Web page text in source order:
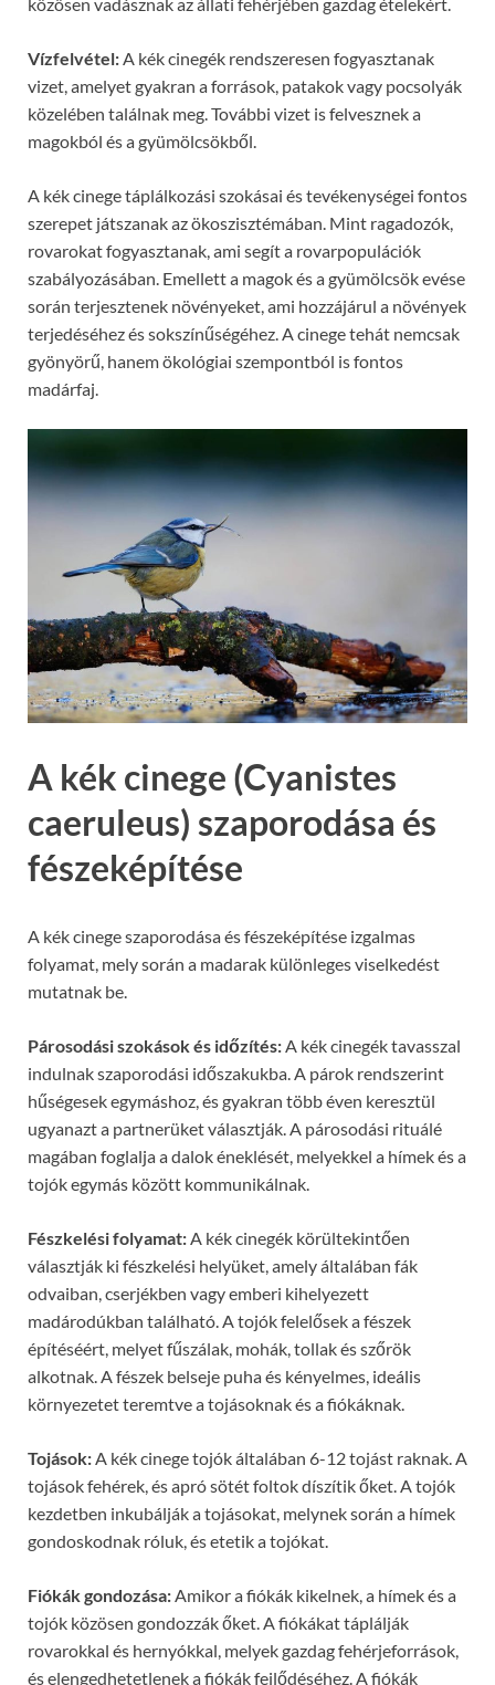
Vízfelvétel:A kék cinegék rendszeresen fogyasztanak
vizet, amelyet gyakran a források, patakok vagy pocsolyák
közelében találnak meg. További vizet is felvesznek a
magokból és a gyümölcsökből.
A kék cinege táplálkozási szokásai és tevékenységei fontos
szerepet játszanak az ökoszisztémában. Mint ragadozók,
rovarokat fogyasztanak, ami segít a rovarpopulációk
szabályozásában. Emellett a magok és a gyümölcsök evése
során terjesztenek növényeket, ami hozzájárul a növények
terjedéséhez és sokszínűségéhez. A cinege tehát nemcsak
gyönyörű, hanem ökológiai szempontból is fontos
madárfaj.
A kék cinege (Cyanistes
caeruleus) szaporodása és
fészeképítése
A kék cinege szaporodása és fészeképítése izgalmas
folyamat, mely során a madarak különleges viselkedést
mutatnak be.
Párosodási szokások és időzítés:A kék cinegék tavasszal
indulnak szaporodási időszakukba. A párok rendszerint
hűségesek egymáshoz, és gyakran több éven keresztül
ugyanazt a partnerüket választják. A párosodási rituálé
magában foglalja a dalok éneklését, melyekkel a hímek és a
tojók egymás között kommunikálnak.
Fészkelési folyamat:A kék cinegék körültekintően
választják ki fészkelési helyüket, amely általában fák
odvaiban, cserjékben vagy emberi kihelyezett
madárodúkban található. A tojók felelősek a fészek
építéséért, melyet fűszálak, mohák, tollak és szőrök
alkotnak. A fészek belseje puha és kényelmes, ideális
környezetet teremtve a tojásoknak és a fiókáknak.
Tojások:A kék cinege tojók általában 6-12 tojást raknak. A
tojások fehérek, és apró sötét foltok díszítik őket. A tojók
kezdetben inkubálják a tojásokat, melynek során a hímek
gondoskodnak róluk, és etetik a tojókat.
Fiókák gondozása:Amikor a fiókák kikelnek, a hímek és a
tojók közösen gondozzák őket. A fiókákat táplálják
rovarokkal és hernyókkal, melyek gazdag fehérjeforrások,
és elengedhetetlenek a fiókák fejlődéséhez. A fiókák